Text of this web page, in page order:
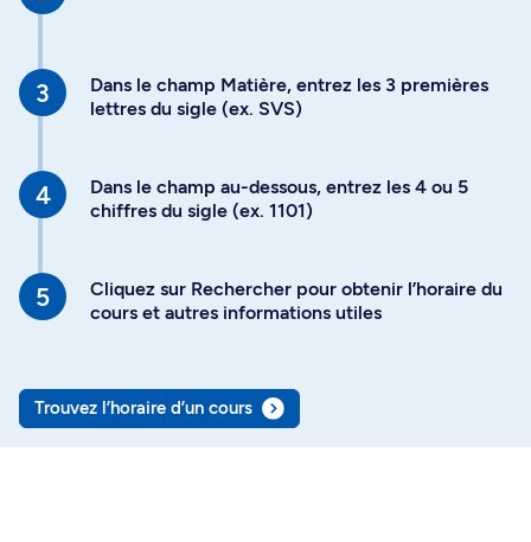
Dans le champ Matière, entrez les 3 premières
lettres du sigle (ex. SVS)
Dans le champ au-dessous, entrez les 4 ou 5
chiffres du sigle (ex. 1101)
Cliquez sur Rechercher pour obtenir l’horaire du
cours et autres informations utiles
Trouvez l’horaire d’un cours